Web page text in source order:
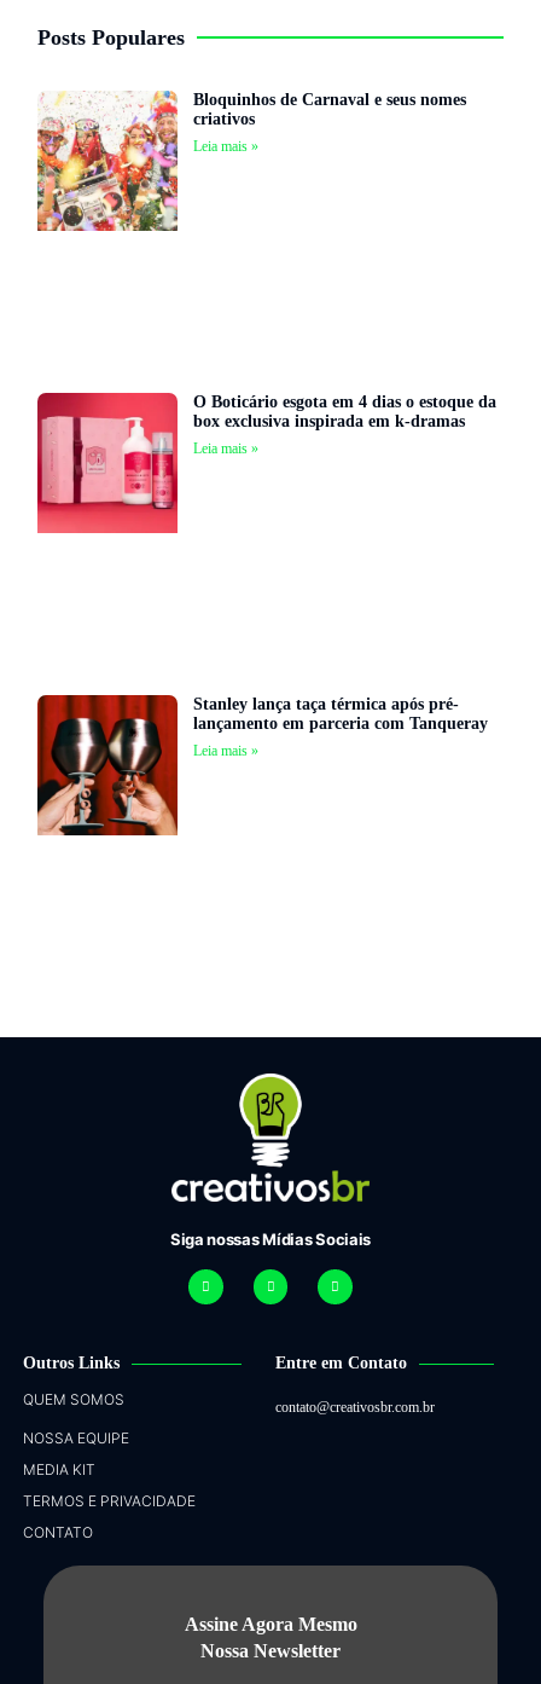
Posts Populares
Bloquinhos de Carnaval e seus nomes
criativos
Leia mais »
O Boticário esgota em 4 dias o estoque da
box exclusiva inspirada em k-dramas
Leia mais »
Stanley lança taça térmica após pré-
lançamento em parceria com Tanqueray
Leia mais »
Siga nossas Mídias Sociais
Outros Links
QUEM SOMOS
NOSSA EQUIPE
MEDIA KIT
TERMOS E PRIVACIDADE
CONTATO
Entre em Contato
contato@creativosbr.com.br
Assine Agora Mesmo
Nossa Newsletter